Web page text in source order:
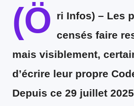
(Ö ri Infos) – Les
censés faire
mais visiblement,
d’écrire leur propre
Depuis ce 29 juillet